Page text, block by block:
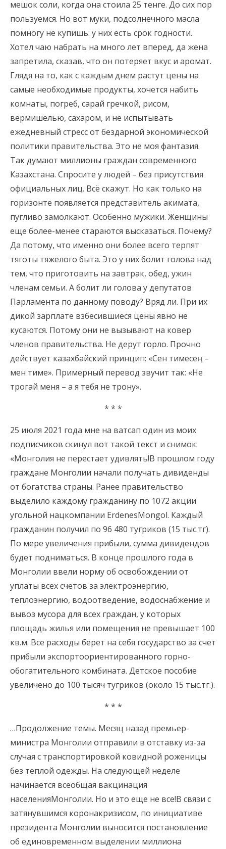
мешок соли, когда она стоила 25 тенге. До сих пор
пользуемся. Но вот муки, подсолнечного масла
помногу не купишь: у них есть срок годности.
Хотел чаю набрать на много лет вперед, да жена
запретила, сказав, что он потеряет вкус и аромат.
Глядя на то, как с каждым днем растут цены на
самые необходимые продукты, хочется набить
комнаты, погреб, сарай гречкой, рисом,
вермишелью, сахаром, и не испытывать
ежедневный стресс от бездарной экономической
политики правительства. Это не моя фантазия.
Так думают миллионы граждан современного
Казахстана. Спросите у людей – без присутствия
официальных лиц. Всё скажут. Но как только на
горизонте появляется представитель акимата,
пугливо замолкают. Особенно мужики. Женщины
еще более-менее стараются высказаться. Почему?
Да потому, что именно они более всего терпят
тяготы тяжелого быта. Это у них болит голова над
тем, что приготовить на завтрак, обед, ужин
членам семьи. А болит ли голова у депутатов
Парламента по данному поводу? Вряд ли. При их
дикой зарплате взбесившиеся цены явно не
кусаются. Потому они не вызывают на ковер
членов правительства. Не дерут горло. Прочно
действует казахбайский принцип: «Сен тимесең –
мен тиме». Примерный перевод звучит так: «Не
трогай меня – а я тебя не трону».
* * *
25 июля 2021 года мне на ватсап один из моих
подписчиков скинул вот такой текст и снимок:
«Монголия не перестает удивлять!В прошлом году
граждане Монголии начали получать дивиденды
от богатства страны. Ранее правительство
выделило каждому гражданину по 1072 акции
угольной нацкомпании ErdenesMongol. Каждый
гражданин получил по 96 480 тугриков (15 тыс.тг).
По мере увеличения прибыли, сумма дивидендов
будет подниматься. В конце прошлого года в
Монголии ввели норму об освобождении от
уплаты всех счетов за электроэнергию,
теплоэнергию, водоотведение, водоснабжение и
вывоз мусора для всех граждан, у которых
площадь жилья или помещения не превышает 100
кв.м. Все расходы берет на себя государство за счет
прибыли экспортоориентированного горно-
обогатительного комбината. Детское пособие
увеличено до 100 тысяч тугриков (около 15 тыс.тг.).
* * *
…Продолжение темы. Месяц назад премьер-
министра Монголии отправили в отставку из-за
случая с транспортировкой ковидной роженицы
без теплой одежды. На следующей неделе
начинается всеобщая вакцинация
населенияМонголии. Но и это еще не все!В связи с
затянувшимся коронакризисом, по инициативе
президента Монголии выносится постановление
об единовременном выделении миллиона